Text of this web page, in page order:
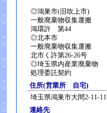
◎鴻巣市(旧吹上市)
一般廃棄物収集運搬
鴻環許 第44
◎北本市
一般廃棄物収集運搬
北市く許第26-26号
◎埼玉県内産業廃棄物
処理委託契約
住所(営業所 自宅)
埼玉県鴻巣市大間2-11-
連絡先